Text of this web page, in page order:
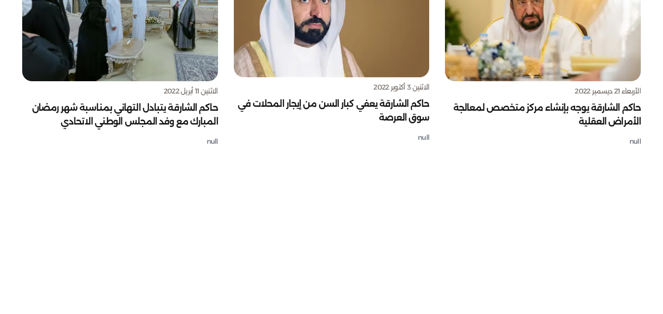
الأربعاء 21 ديسمبر 2022
حاكم الشارقة يوجه بإنشاء مركز متخصص لمعالجة
الأمراض العقلية
null
الاثنين 3 أكتوبر 2022
حاكم الشارقة يعفي كبار السن من إيجار المحلات في
سوق العرصة
null
الاثنين 11 أبريل 2022
حاكم الشارقة يتبادل التهاني بمناسبة شهر رمضان
المبارك مع وفد المجلس الوطني الاتحادي
null